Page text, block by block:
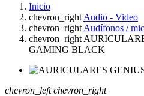
Inicio
chevron_right Audio - Video
chevron_right Audífonos /
chevron_right
GAMING BLACK
chevron_left chevron_right